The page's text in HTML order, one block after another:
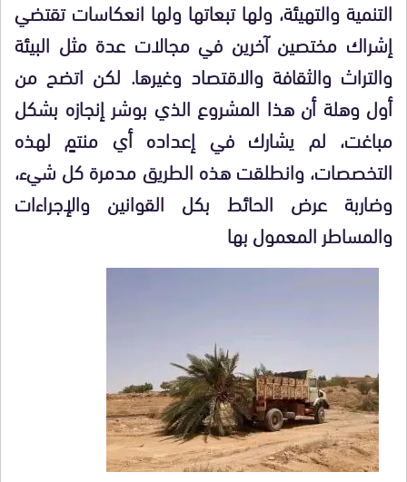
التنمية والتهيئة، ولها تبعاتها ولها انعكاسات تقتضي
إشراك مختصين آخرين في مجالات عدة مثل البيئة
والتراث والثقافة والاقتصاد وغيرها. لكن اتضح من
أول وهلة أن هذا المشروع الذي بوشر إنجازه بشكل
مباغت، لم يشارك في إعداده أي منتمٍ لهذه
التخصصات، وانطلقت هذه الطريق مدمرة كل شيء،
وضاربة عرض الحائط بكل القوانين والإجراءات
والمساطر المعمول بها